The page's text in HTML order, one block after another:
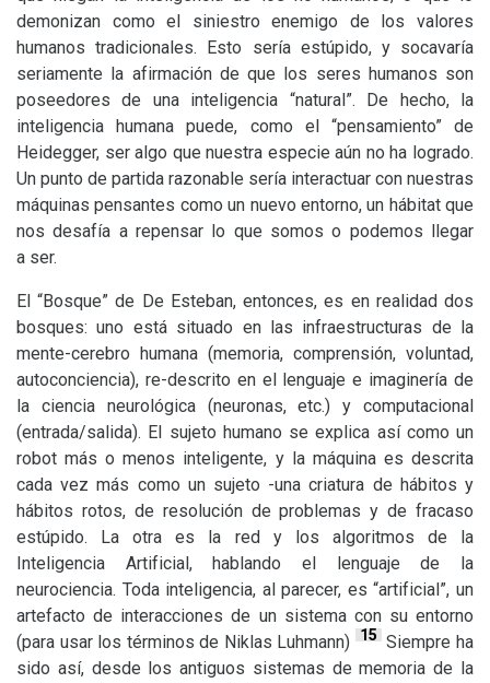
demonizan como el siniestro enemigo de los valores
humanos tradicionales. Esto sería estúpido, y socavaría
seriamente la afirmación de que los seres humanos son
poseedores de una inteligencia “natural”. De hecho, la
inteligencia humana puede, como el “pensamiento” de
Heidegger, ser algo que nuestra especie aún no ha logrado.
Un punto de partida razonable sería interactuar con nuestras
máquinas pensantes como un nuevo entorno, un hábitat que
nos desafía a repensar lo que somos o podemos llegar
a ser.
El “Bosque” de De Esteban, entonces, es en realidad dos
bosques: uno está situado en las infraestructuras de la
mente-cerebro humana (memoria, comprensión, voluntad,
autoconciencia), re-descrito en el lenguaje e imaginería de
la ciencia neurológica (neuronas, etc.) y computacional
(entrada/salida). El sujeto humano se explica así como un
robot más o menos inteligente, y la máquina es descrita
cada vez más como un sujeto -una criatura de hábitos y
hábitos rotos, de resolución de problemas y de fracaso
estúpido. La otra es la red y los algoritmos de la
Inteligencia Artificial, hablando el lenguaje de la
neurociencia. Toda inteligencia, al parecer, es “artificial”, un
artefacto de interacciones de un sistema con su entorno
(para usar los términos de Niklas Luhmann)
15 Siempre ha
sido así, desde los antiguos sistemas de memoria de la